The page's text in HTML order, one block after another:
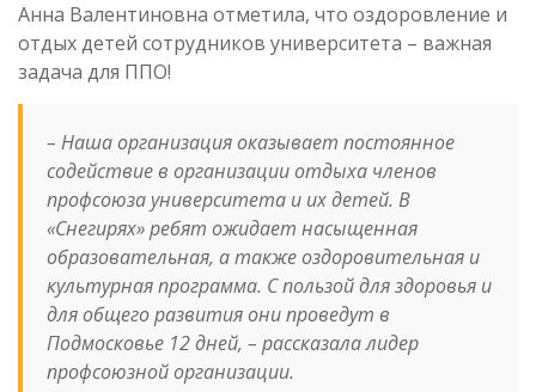
Анна Валентиновна отметила, что оздоровление и
отдых детей сотрудников университета – важная
задача для ППО!
– Наша организация оказывает постоянное
содействие в организации отдыха членов
профсоюза университета и их детей. В
«Снегирях» ребят ожидает насыщенная
образовательная, а также оздоровительная и
культурная программа. С пользой для здоровья и
для общего развития они проведут в
Подмосковье 12 дней, – рассказала лидер
профсоюзной организации.